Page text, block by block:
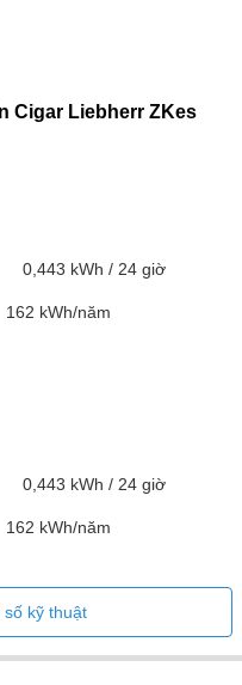
Cigar Liebherr ZKes
0,443 kWh / 24 giờ
kWh/năm
0,443 kWh / 24 giờ
kWh/năm
/ 42,5 / 47,8 cm
kỹ thuật